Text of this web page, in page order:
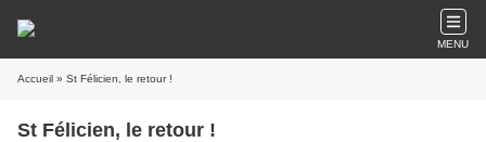
MENU
Accueil » St Félicien, le retour !
St Félicien, le retour !